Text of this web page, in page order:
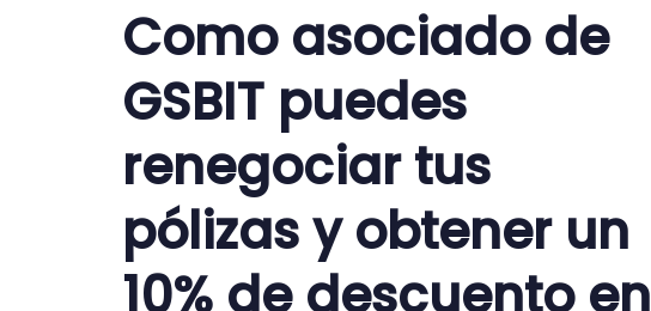
Como asociado de
GSBIT puedes
renegociar tus
pólizas y obtener un
10% de descuento en